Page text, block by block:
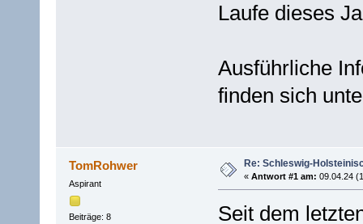
Laufe dieses
Ausführliche
finden sich
TomRohwer
Aspirant
Beiträge: 8
Re: Schleswig-
« Antwort #1 am: 09.04.24
Seit dem